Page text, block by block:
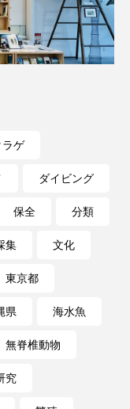
外来魚
小樽
干支 干潟
ラゲ
ダイビング
保全 分類
集 文化
東京都
県 海水魚
無脊椎動物
究